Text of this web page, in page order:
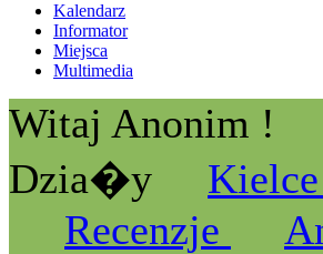
Kalendarz
Informator
Miejsca
Multimedia
Witaj Anonim !
Dzia�y
Recenzje